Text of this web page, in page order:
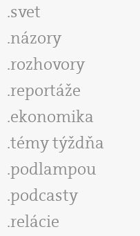
svet
názory
rozhovory
reportáže
ekonomika
témy týždňa
podlampou
podcasty
relácie